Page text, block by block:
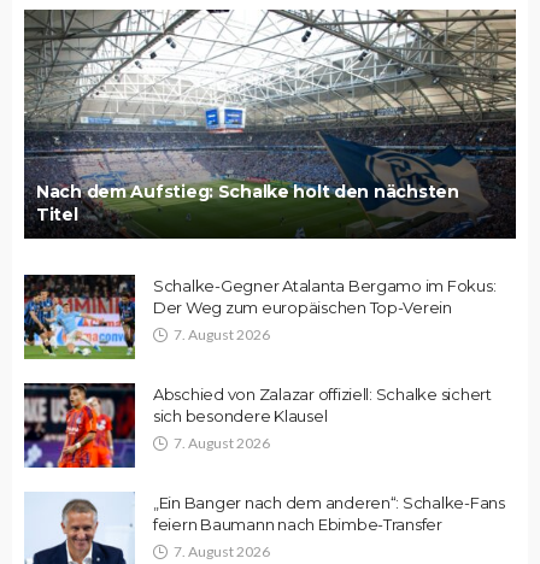
Nach dem Aufstieg: Schalke holt den nächsten
Titel
Schalke-Gegner Atalanta Bergamo im Fokus:
Der Weg zum europäischen Top-Verein
7. August 2026
Abschied von Zalazar offiziell: Schalke sichert
sich besondere Klausel
7. August 2026
„Ein Banger nach dem anderen“: Schalke-Fans
feiern Baumann nach Ebimbe-Transfer
7. August 2026